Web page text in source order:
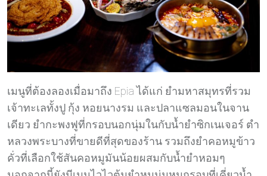
เมนูที่ต้องลองเมื่อมาถึง Epia ได้แก่ ยำมหาสมุทรที่รวม
เจ้าทะเลทั้งปู กุ้ง หอยนางรม และปลาแซลมอนในจาน
เดียว ยำกะพงฟูที่กรอบนอกนุ่มในกับน้ำยำซิกเนเจอร์ ตำ
หลวงพระบางที่ขายดีที่สุดของร้าน รวมถึงยำคอหมูข้าว
คั่วที่เลือกใช้สันคอหมูมันน้อยผสมกับน้ำยำหอมๆ